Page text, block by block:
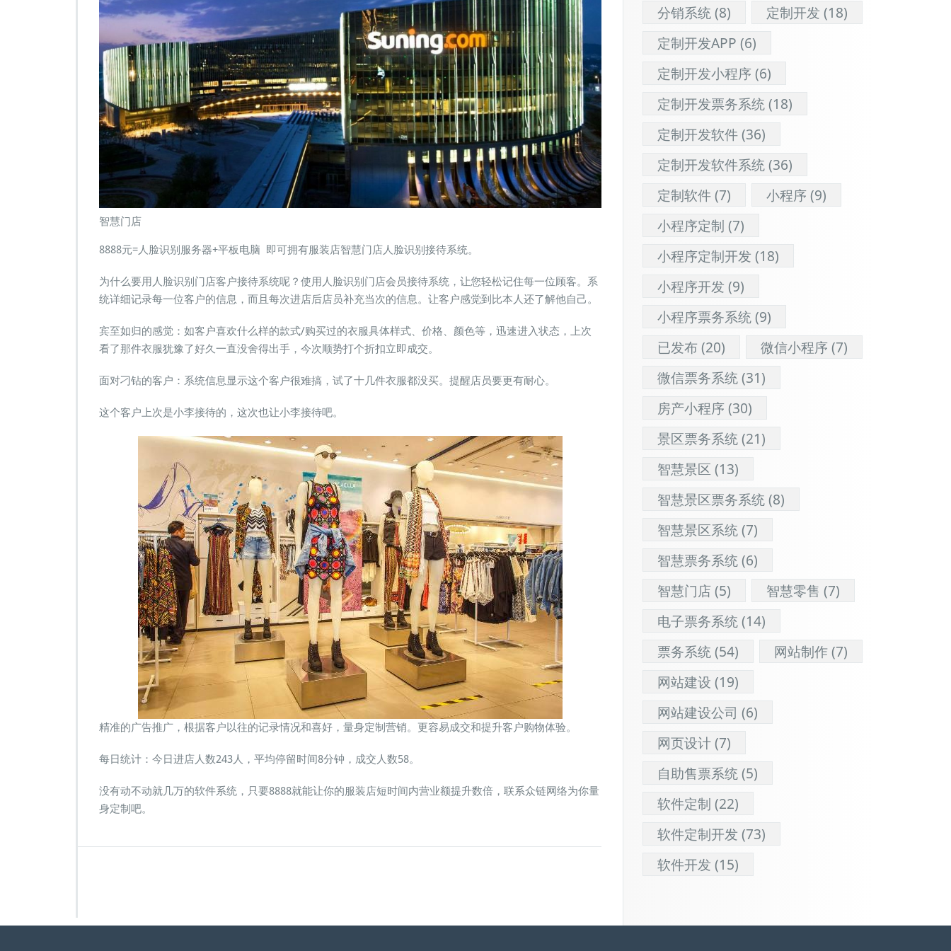
智慧门店
8888元=人脸识别服务器+平板电脑 即可拥有服装店智慧门店人脸识别接待系统。
为什么要用人脸识别门店客户接待系统呢？使用人脸识别门店会员接待系统，让您轻松记住每一位顾客。系
统详细记录每一位客户的信息，而且每次进店后店员补充当次的信息。让客户感觉到比本人还了解他自己。
宾至如归的感觉：如客户喜欢什么样的款式/购买过的衣服具体样式、价格、颜色等，迅速进入状态，上次
看了那件衣服犹豫了好久一直没舍得出手，今次顺势打个折扣立即成交。
面对刁钻的客户：系统信息显示这个客户很难搞，试了十几件衣服都没买。提醒店员要更有耐心。
这个客户上次是小李接待的，这次也让小李接待吧。
精准的广告推广，根据客户以往的记录情况和喜好，量身定制营销。更容易成交和提升客户购物体验。
每日统计：今日进店人数243人，平均停留时间8分钟，成交人数58。
没有动不动就几万的软件系统，只要8888就能让你的服装店短时间内营业额提升数倍，联系众链网络为你量
身定制吧。
分销系统(8) 定制开发 (18)
定制开发APP (6)
定制开发小程序(6)
定制开发票务系统(18)
定制开发软件(36)
定制开发软件系统(36)
定制软件(7) 小程序(9)
小程序定制 (7)
小程序定制开发 (18)
小程序开发 (9)
小程序票务系统(9)
已发布(20) 微信小程序(7)
微信票务系统(31)
房产小程序(30)
景区票务系统(21)
智慧景区 (13)
智慧景区票务系统(8)
智慧景区系统(7)
智慧票务系统(6)
智慧门店(5) 智慧零售 (7)
电子票务系统(14)
票务系统(54) 网站制作(7)
网站建设 (19)
网站建设公司 (6)
网页设计(7)
自助售票系统(5)
软件定制 (22)
软件定制开发 (73)
软件开发 (15)